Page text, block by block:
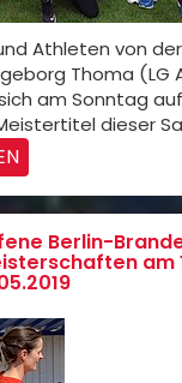
Athleten von der
Thoma (LG
am Sonntag
dieser
Berlin-
am